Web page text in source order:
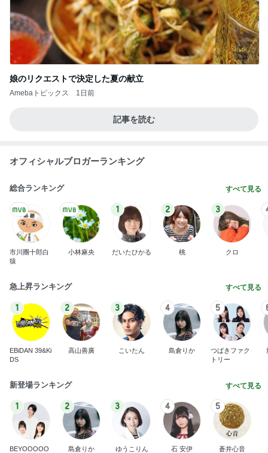
娘のリクエストで決定した夏の献立
Amebaトピックス 1日前
記事を読む
オフィシャルブロガーランキング
総合ランキング すべて見る
市川團十郎白
猿
小林麻央
1
だいたひかる
2
桃
3
クロ
急上昇ランキング すべて見る
1
EBiDAN 39&Ki
DS
2
高山善廣
3
こいたん
4
島倉りか
5
つばきファク
トリー
新登場ランキング すべて見る
1
BEYOOOOO
2
島倉りか
3
ゆうこりん
4
石 安伊
5
蒼井心音